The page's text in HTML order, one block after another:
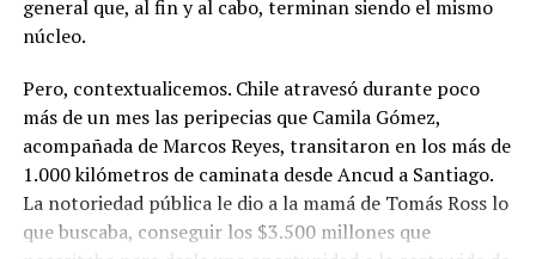
general que, al fin y al cabo, terminan siendo el mismo
núcleo.
Pero, contextualicemos. Chile atravesó durante poco
más de un mes las peripecias que Camila Gómez,
acompañada de Marcos Reyes, transitaron en los más de
1.000 kilómetros de caminata desde Ancud a Santiago.
La notoriedad pública le dio a la mamá de Tomás Ross lo
que buscaba, conseguir los $3.500 millones que